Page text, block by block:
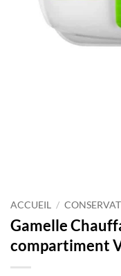
ACCUEIL /
Gamelle
compartiment